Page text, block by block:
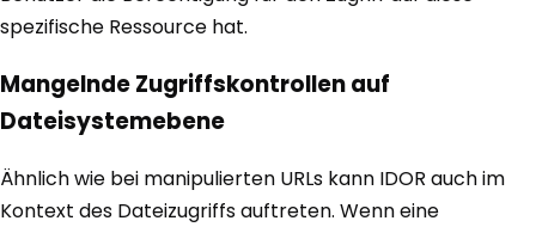
spezifische Ressource hat.
Mangelnde Zugriffskontrollen auf
Dateisystemebene
Ähnlich wie bei manipulierten URLs kann IDOR auch im
Kontext des Dateizugriffs auftreten. Wenn eine